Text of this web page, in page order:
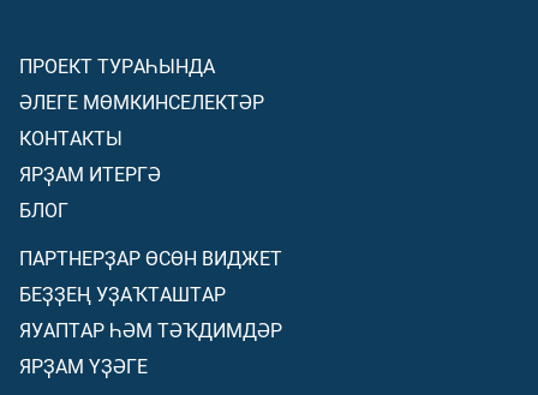
ПРОЕКТ ТУРАҺЫНДА
ӘЛЕГЕ МӨМКИНСЕЛЕКТӘР
КОНТАКТЫ
ЯРҘАМ ИТЕРГӘ
БЛОГ
ПАРТНЕРҘАР ӨСӨН ВИДЖЕТ
БЕҘҘЕҢ УҘАҠТАШТАР
ЯУАПТАР ҺӘМ ТӘҠДИМДӘР
ЯРҘАМ ҮҘӘГЕ